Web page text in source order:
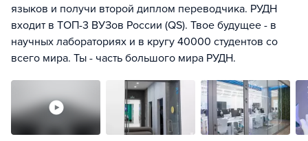
языков и получи второй диплом переводчика. РУДН
входит в ТОП-3 ВУЗов России (QS). Твое будущее - в
научных лабораториях и в кругу 40000 студентов со
всего мира. Ты - часть большого мира РУДН.